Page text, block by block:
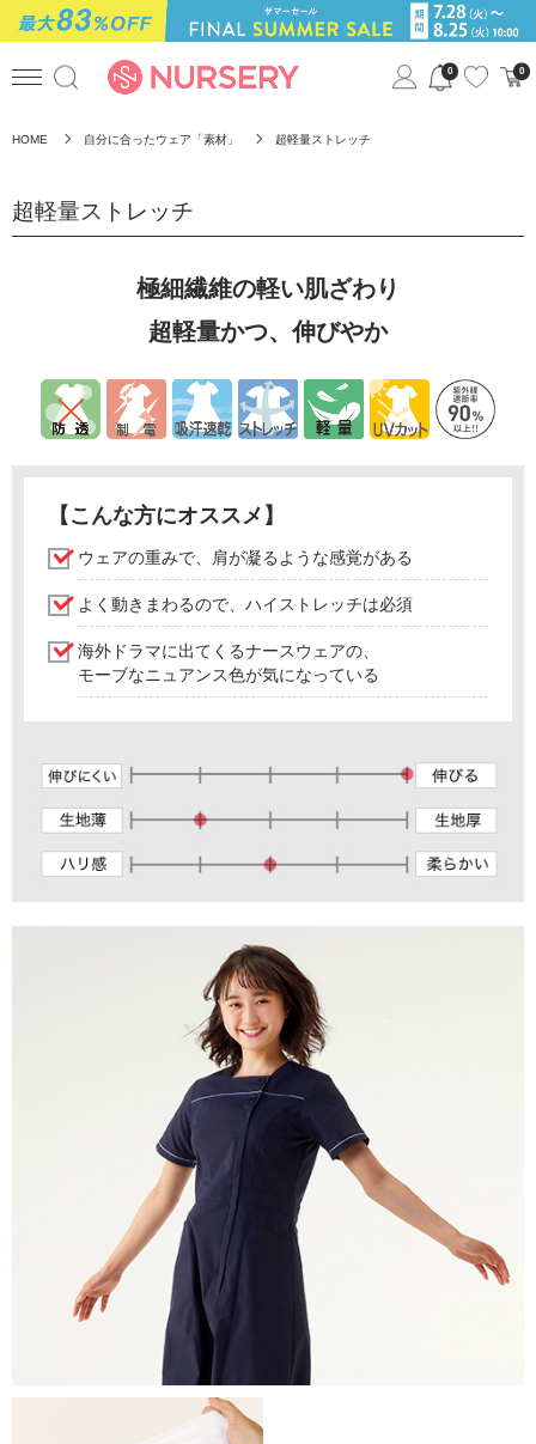
0 0
HOME 自分に合ったウェア「素材」 超軽量ストレッチ
超軽量ストレッチ
極細繊維の軽い肌ざわり
超軽量かつ、伸びやか
【こんな方にオススメ】
ウェアの重みで、肩が凝るような感覚がある
よく動きまわるので、ハイストレッチは必須
海外ドラマに出てくるナースウェアの、
モーブなニュアンス色が気になっている